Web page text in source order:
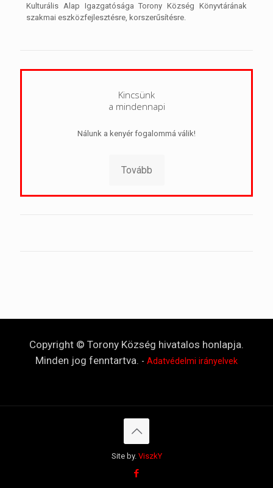
Kulturális Alap Igazgatósága Torony Község Könyvtárának
szakmai eszközfejlesztésre, korszerűsítésre.
Kincsünk
a mindennapi
Nálunk a kenyér fogalommá válik!
Tovább
Copyright © Torony Község hivatalos honlapja.
Minden jog fenntartva. - Adatvédelmi irányelvek
Site by. ViszkY